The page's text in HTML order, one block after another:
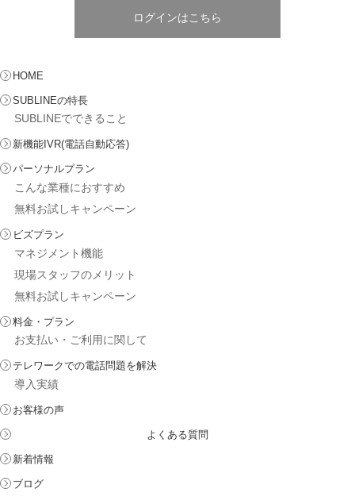
ログインはこちら
HOME
SUBLINEの特長
SUBLINEでできること
新機能IVR(電話自動応答)
パーソナルプラン
こんな業種におすすめ
無料お試しキャンペーン
ビズプラン
マネジメント機能
現場スタッフのメリット
無料お試しキャンペーン
料金・プラン
お支払い・ご利用に関して
テレワークでの電話問題を解決
導入実績
お客様の声
よくある質問
新着情報
ブログ